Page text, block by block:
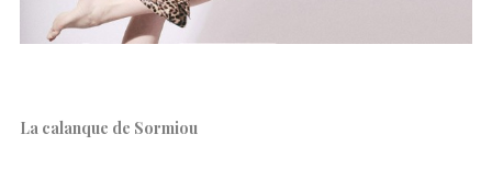
La calanque de Sormiou